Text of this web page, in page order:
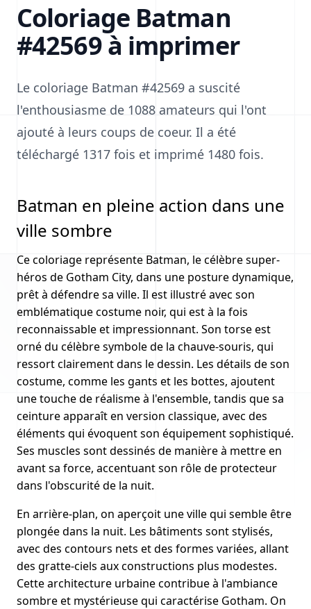
Coloriage Batman
#42569 à imprimer
Le coloriage Batman #42569 a suscité
l'enthousiasme de 1088 amateurs qui l'ont
ajouté à leurs coups de coeur. Il a été
téléchargé 1317 fois et imprimé 1480 fois.
Batman en pleine action dans une
ville sombre
Ce coloriage représente Batman, le célèbre super-
héros de Gotham City, dans une posture dynamique,
prêt à défendre sa ville. Il est illustré avec son
emblématique costume noir, qui est à la fois
reconnaissable et impressionnant. Son torse est
orné du célèbre symbole de la chauve-souris, qui
ressort clairement dans le dessin. Les détails de son
costume, comme les gants et les bottes, ajoutent
une touche de réalisme à l'ensemble, tandis que sa
ceinture apparaît en version classique, avec des
éléments qui évoquent son équipement sophistiqué.
Ses muscles sont dessinés de manière à mettre en
avant sa force, accentuant son rôle de protecteur
dans l'obscurité de la nuit.
En arrière-plan, on aperçoit une ville qui semble être
plongée dans la nuit. Les bâtiments sont stylisés,
avec des contours nets et des formes variées, allant
des gratte-ciels aux constructions plus modestes.
Cette architecture urbaine contribue à l'ambiance
sombre et mystérieuse qui caractérise Gotham. On